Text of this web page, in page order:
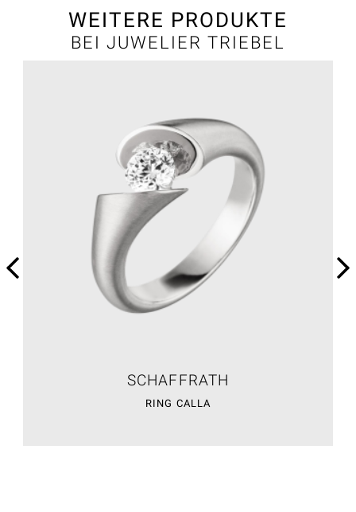
WEITERE PRODUKTE
BEI JUWELIER TRIEBEL
SCHAFFRATH
RING CALLA